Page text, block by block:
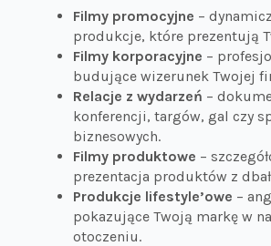
Filmy promocyjne –
produkcje, które prezentują
Filmy korporacyjne –
budujące wizerunek Twojej
Relacje z wydarzeń –
konferencji, targów, gal czy
biznesowych.
Filmy produktowe –
prezentacja produktów z
Produkcje lifestyle’owe –
pokazujące Twoją markę w
otoczeniu.